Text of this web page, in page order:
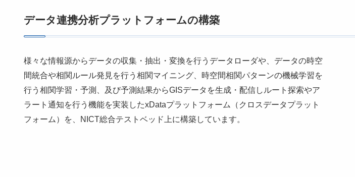
データ連携分析プラットフォームの構築
様々な情報源からデータの収集・抽出・変換を行うデータローダや、データの時空
間統合や相関ルール発見を行う相関マイニング、時空間相関パターンの機械学習を
行う相関学習・予測、及び予測結果からGISデータを生成・配信しルート探索やア
ラート通知を行う機能を実装したxDataプラットフォーム（クロスデータプラット
フォーム）を、NICT総合テストベッド上に構築しています。